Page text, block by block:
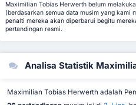
Maximilian Tobias Herwerth belum
(berdasarkan semua data musim yang kami
penalti mereka akan diperbarui begitu
pertandingan resmi.
Analisa Statistik
Maximilian Tobias Herwerth adalah